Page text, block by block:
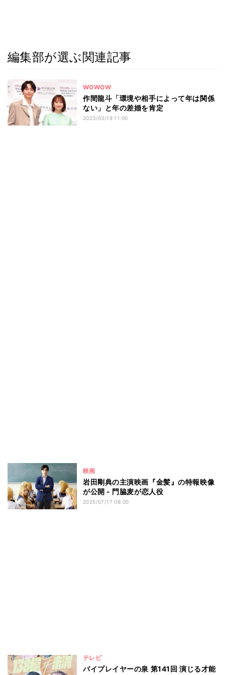
編集部が選ぶ関連記事
WOWOW
作間龍斗「環境や相手によって年は関係
ない」と年の差婚を肯定
2023/03/19 11:00
映画
岩田剛典の主演映画『金髪』の特報映像
が公開 - 門脇麦が恋人役
2025/07/17 08:00
テレビ
バイプレイヤーの泉 第141回 演じる才能